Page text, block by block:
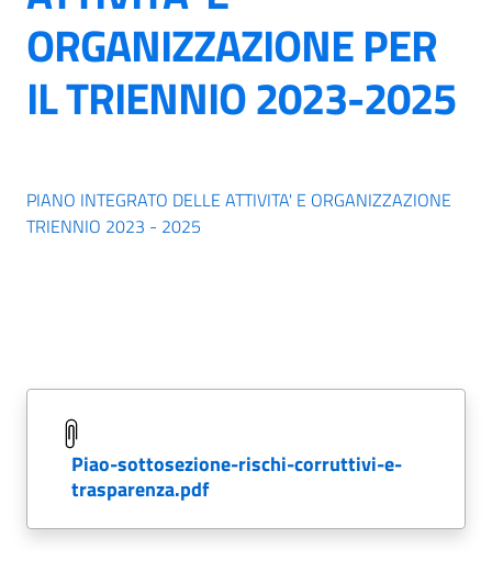
ORGANIZZAZIONE PER
IL TRIENNIO 2023-2025
PIANO INTEGRATO DELLE ATTIVITA' E ORGANIZZAZIONE
TRIENNIO 2023 - 2025
piao-sottosezione-rischi-corruttivi-e-
trasparenza.pdf